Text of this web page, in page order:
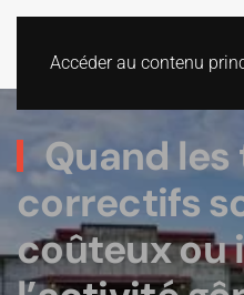
Accéder au contenu
Quand les
correctifs
coûteux ou